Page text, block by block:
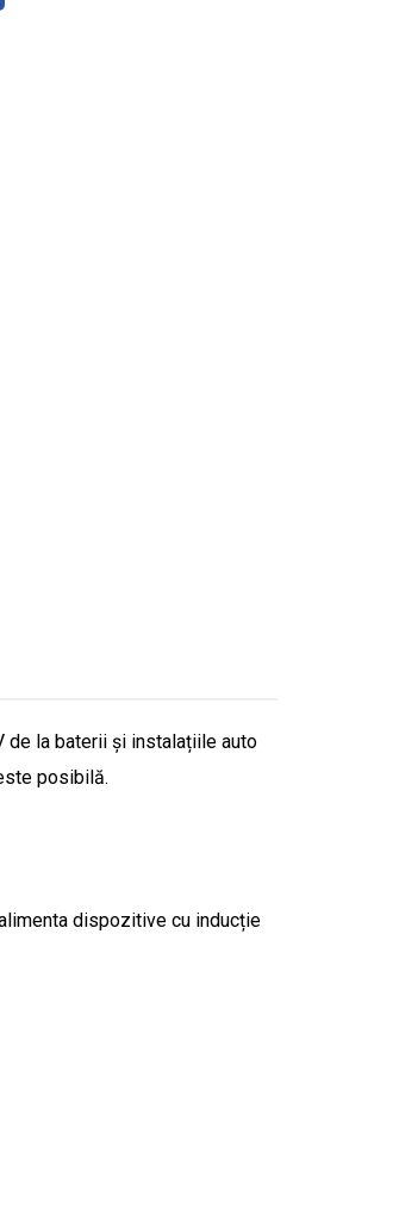
de la baterii și instalațiile auto
posibilă.
dispozitive cu inducție